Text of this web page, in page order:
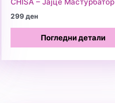
299ден
Погледни детали